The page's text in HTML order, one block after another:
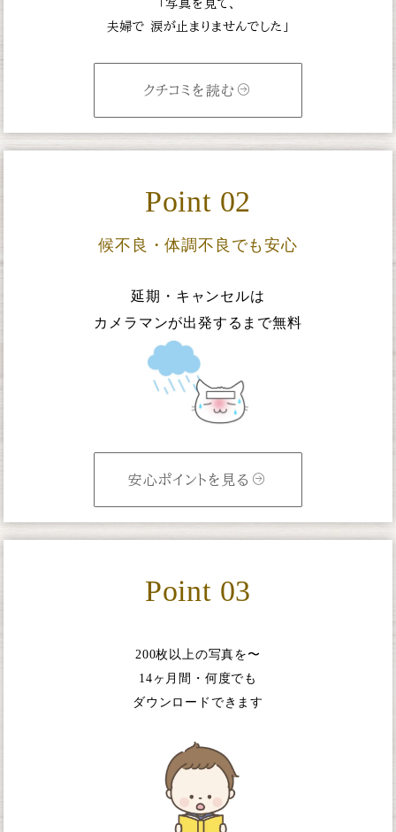
「写真を見て、
夫婦で 涙が止まりませんでした」
クチコミを読む
Point 02
候不良・体調不良でも安心
延期・キャンセルは
カメラマンが出発するまで無料
安心ポイントを見る
Point 03
200枚以上の写真を〜
14ヶ月間・何度でも
ダウンロードできます